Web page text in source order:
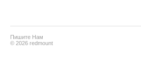
Пишите Нам
© 2026 redmount